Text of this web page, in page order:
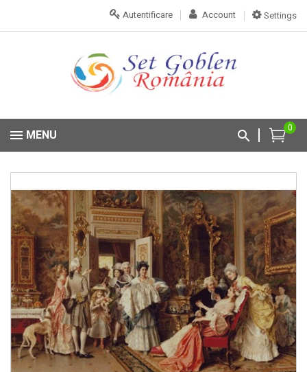
Settings
Account
Autentificare
0
MENU